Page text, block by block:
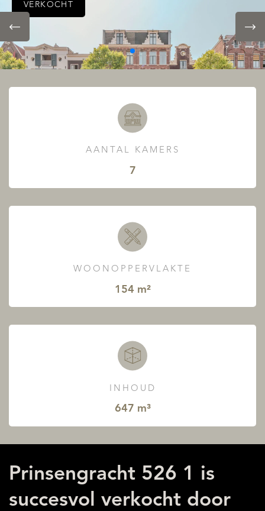
VERKOCHT
AANTAL KAMERS
7
WOONOPPERVLAKTE
154 m²
INHOUD
647 m³
Prinsengracht 526 1 is
succesvol verkocht door